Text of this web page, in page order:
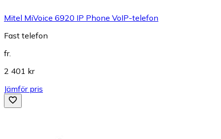
Mitel MiVoice 6920 IP Phone VoIP-telefon
Fast telefon
fr.
2 401 kr
Jämför pris